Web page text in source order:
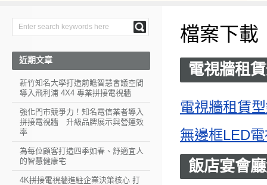
檔案下載
電視牆租
電視牆租賃
無邊框LED
飯店宴會
近期文章
新竹知名大學打造前瞻智慧會議空間
導入飛利浦 4X4 專業拼接電視牆
強化門市競爭力！知名電信業者導入
拼接電視牆 升級品牌展示與營運效
率
為每位顧客打造四季如春、舒適宜人
的智慧健康宅
4K拼接電視牆進駐企業決策核心 打